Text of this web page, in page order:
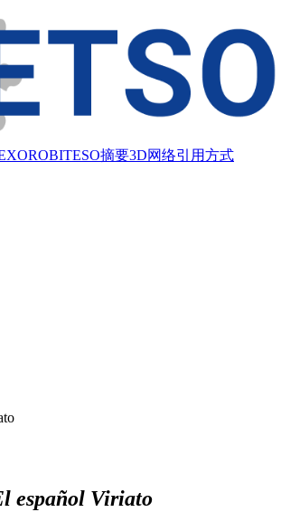
BITESO摘要3D网络引用方式
español Viriato